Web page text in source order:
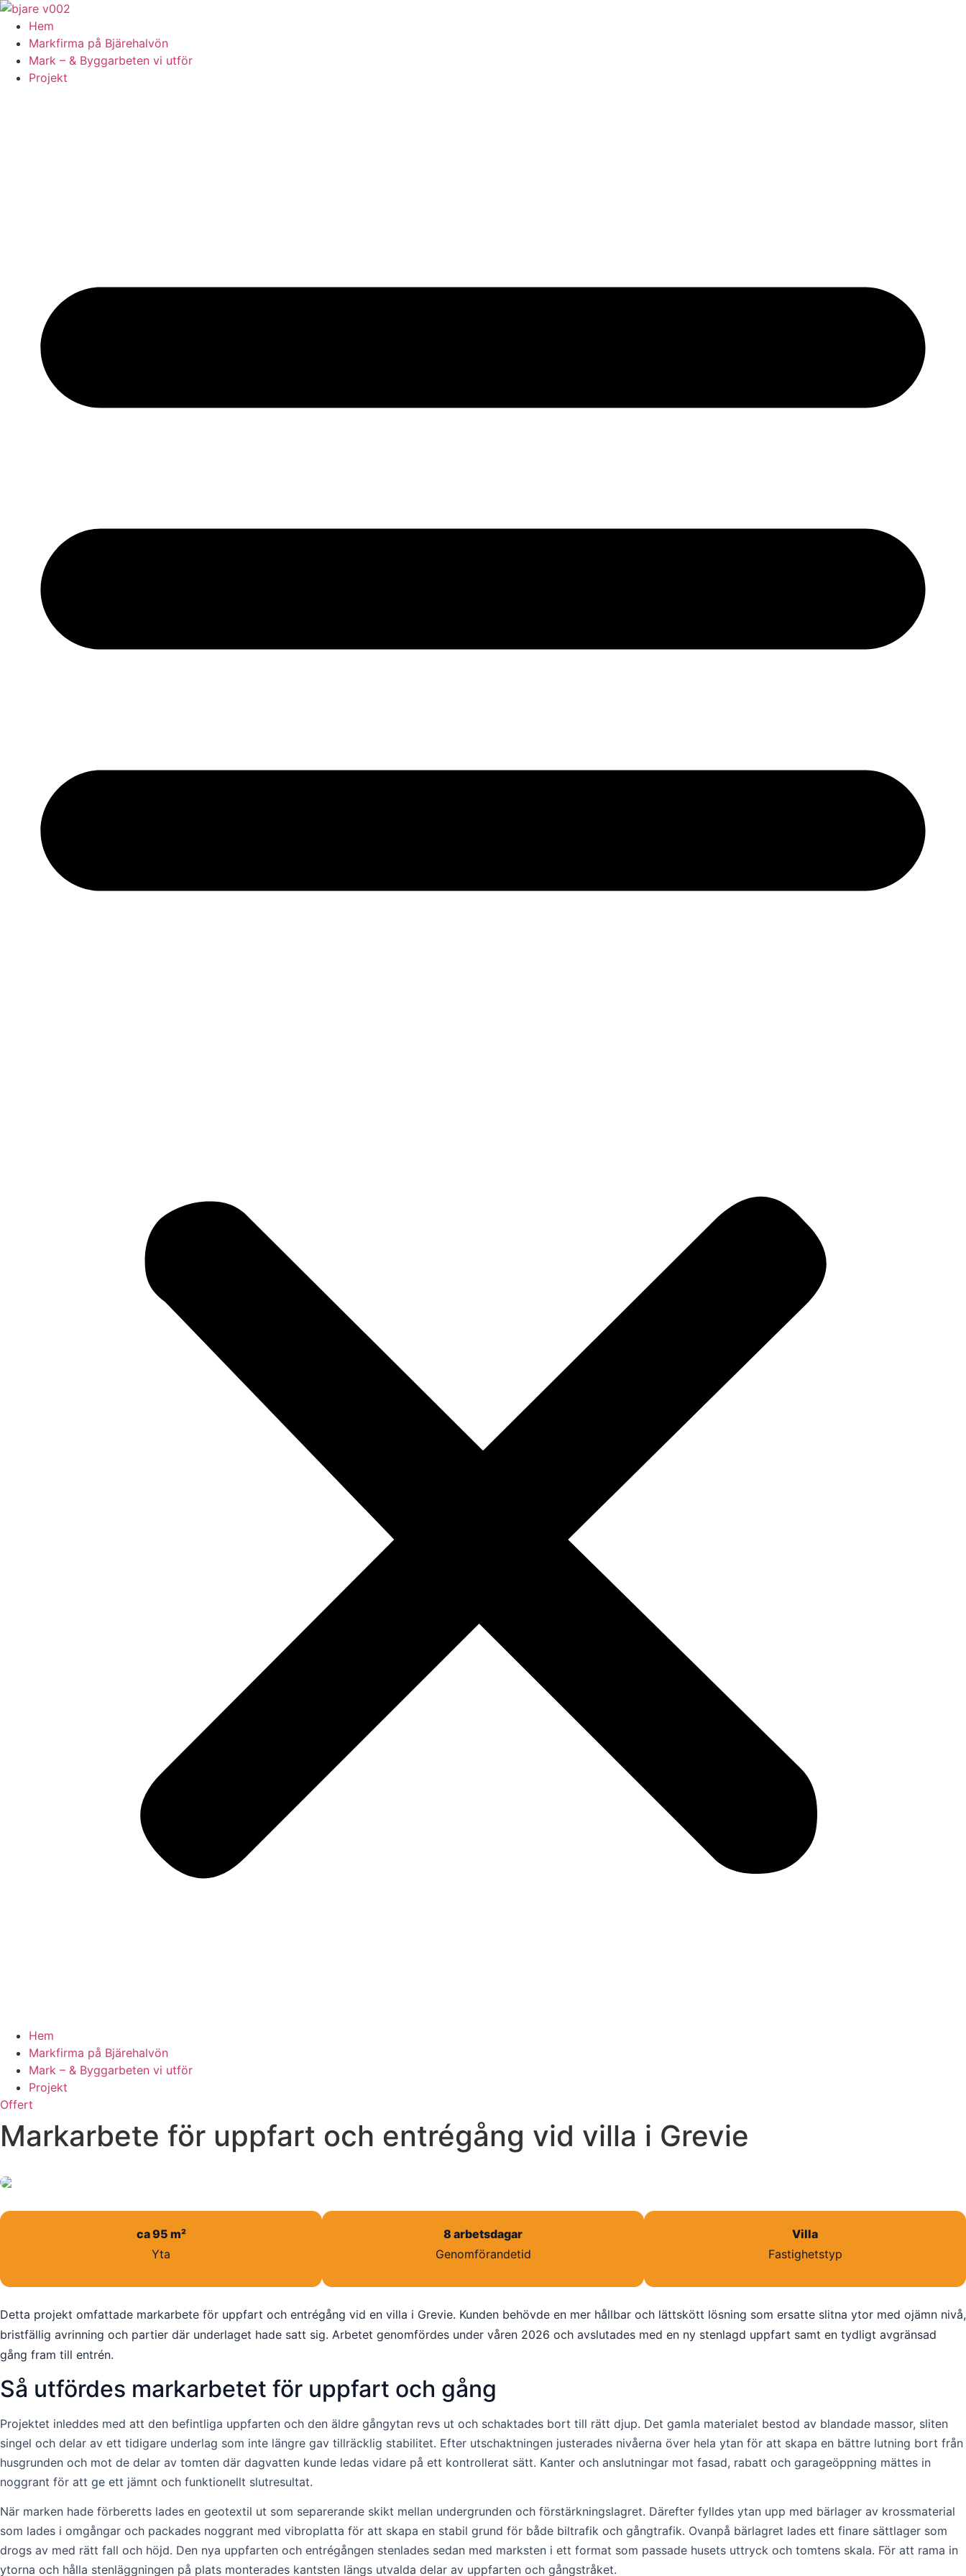
Skip
content
Hem
Markfirma på Bjärehalvön
Mark – & Byggarbeten vi utför
Projekt
Hem
Markfirma på Bjärehalvön
Mark – & Byggarbeten vi utför
Projekt
Offert
Markarbete för uppfart och entrégång vid villa i Grevie
ca 95 m²
Yta
8 arbetsdagar
Genomförandetid
Villa
Fastighetstyp
Detta projekt omfattade markarbete för uppfart och entrégång vid en villa i Grevie. Kunden behövde en mer hållbar och lättskött lösning som ersatte slitna ytor med ojämn nivå,
bristfällig avrinning och partier där underlaget hade satt sig. Arbetet genomfördes under våren 2026 och avslutades med en ny stenlagd uppfart samt en tydligt avgränsad
gång fram till entrén.
Så utfördes markarbetet för uppfart och gång
Projektet inleddes med att den befintliga uppfarten och den äldre gångytan revs ut och schaktades bort till rätt djup. Det gamla materialet bestod av blandade massor, sliten
singel och delar av ett tidigare underlag som inte längre gav tillräcklig stabilitet. Efter utschaktningen justerades nivåerna över hela ytan för att skapa en bättre lutning bort från
husgrunden och mot de delar av tomten där dagvatten kunde ledas vidare på ett kontrollerat sätt. Kanter och anslutningar mot fasad, rabatt och garageöppning mättes in
noggrant för att ge ett jämnt och funktionellt slutresultat.
När marken hade förberetts lades en geotextil ut som separerande skikt mellan undergrunden och förstärkningslagret. Därefter fylldes ytan upp med bärlager av krossmaterial
som lades i omgångar och packades noggrant med vibroplatta för att skapa en stabil grund för både biltrafik och gångtrafik. Ovanpå bärlagret lades ett finare sättlager som
drogs av med rätt fall och höjd. Den nya uppfarten och entrégången stenlades sedan med marksten i ett format som passade husets uttryck och tomtens skala. För att rama in
ytorna och hålla stenläggningen på plats monterades kantsten längs utvalda delar av uppfarten och gångstråket.